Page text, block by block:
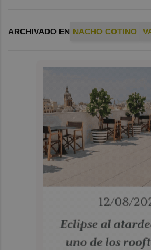
ARCHIVADO EN NACHO COTINO